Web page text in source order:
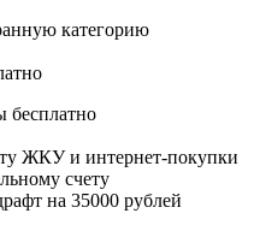
категорию
бесплатно
ЖКУ и интернет-покупки
счету
на 35000 рублей